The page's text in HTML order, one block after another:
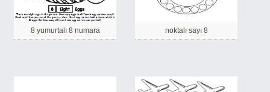
8 yumurtalı 8 numara noktalı sayı 8